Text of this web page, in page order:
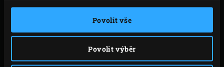
Povolit vše
Povolit výběr
Big Green Egg udělal vše proto, aby byla zajištěna